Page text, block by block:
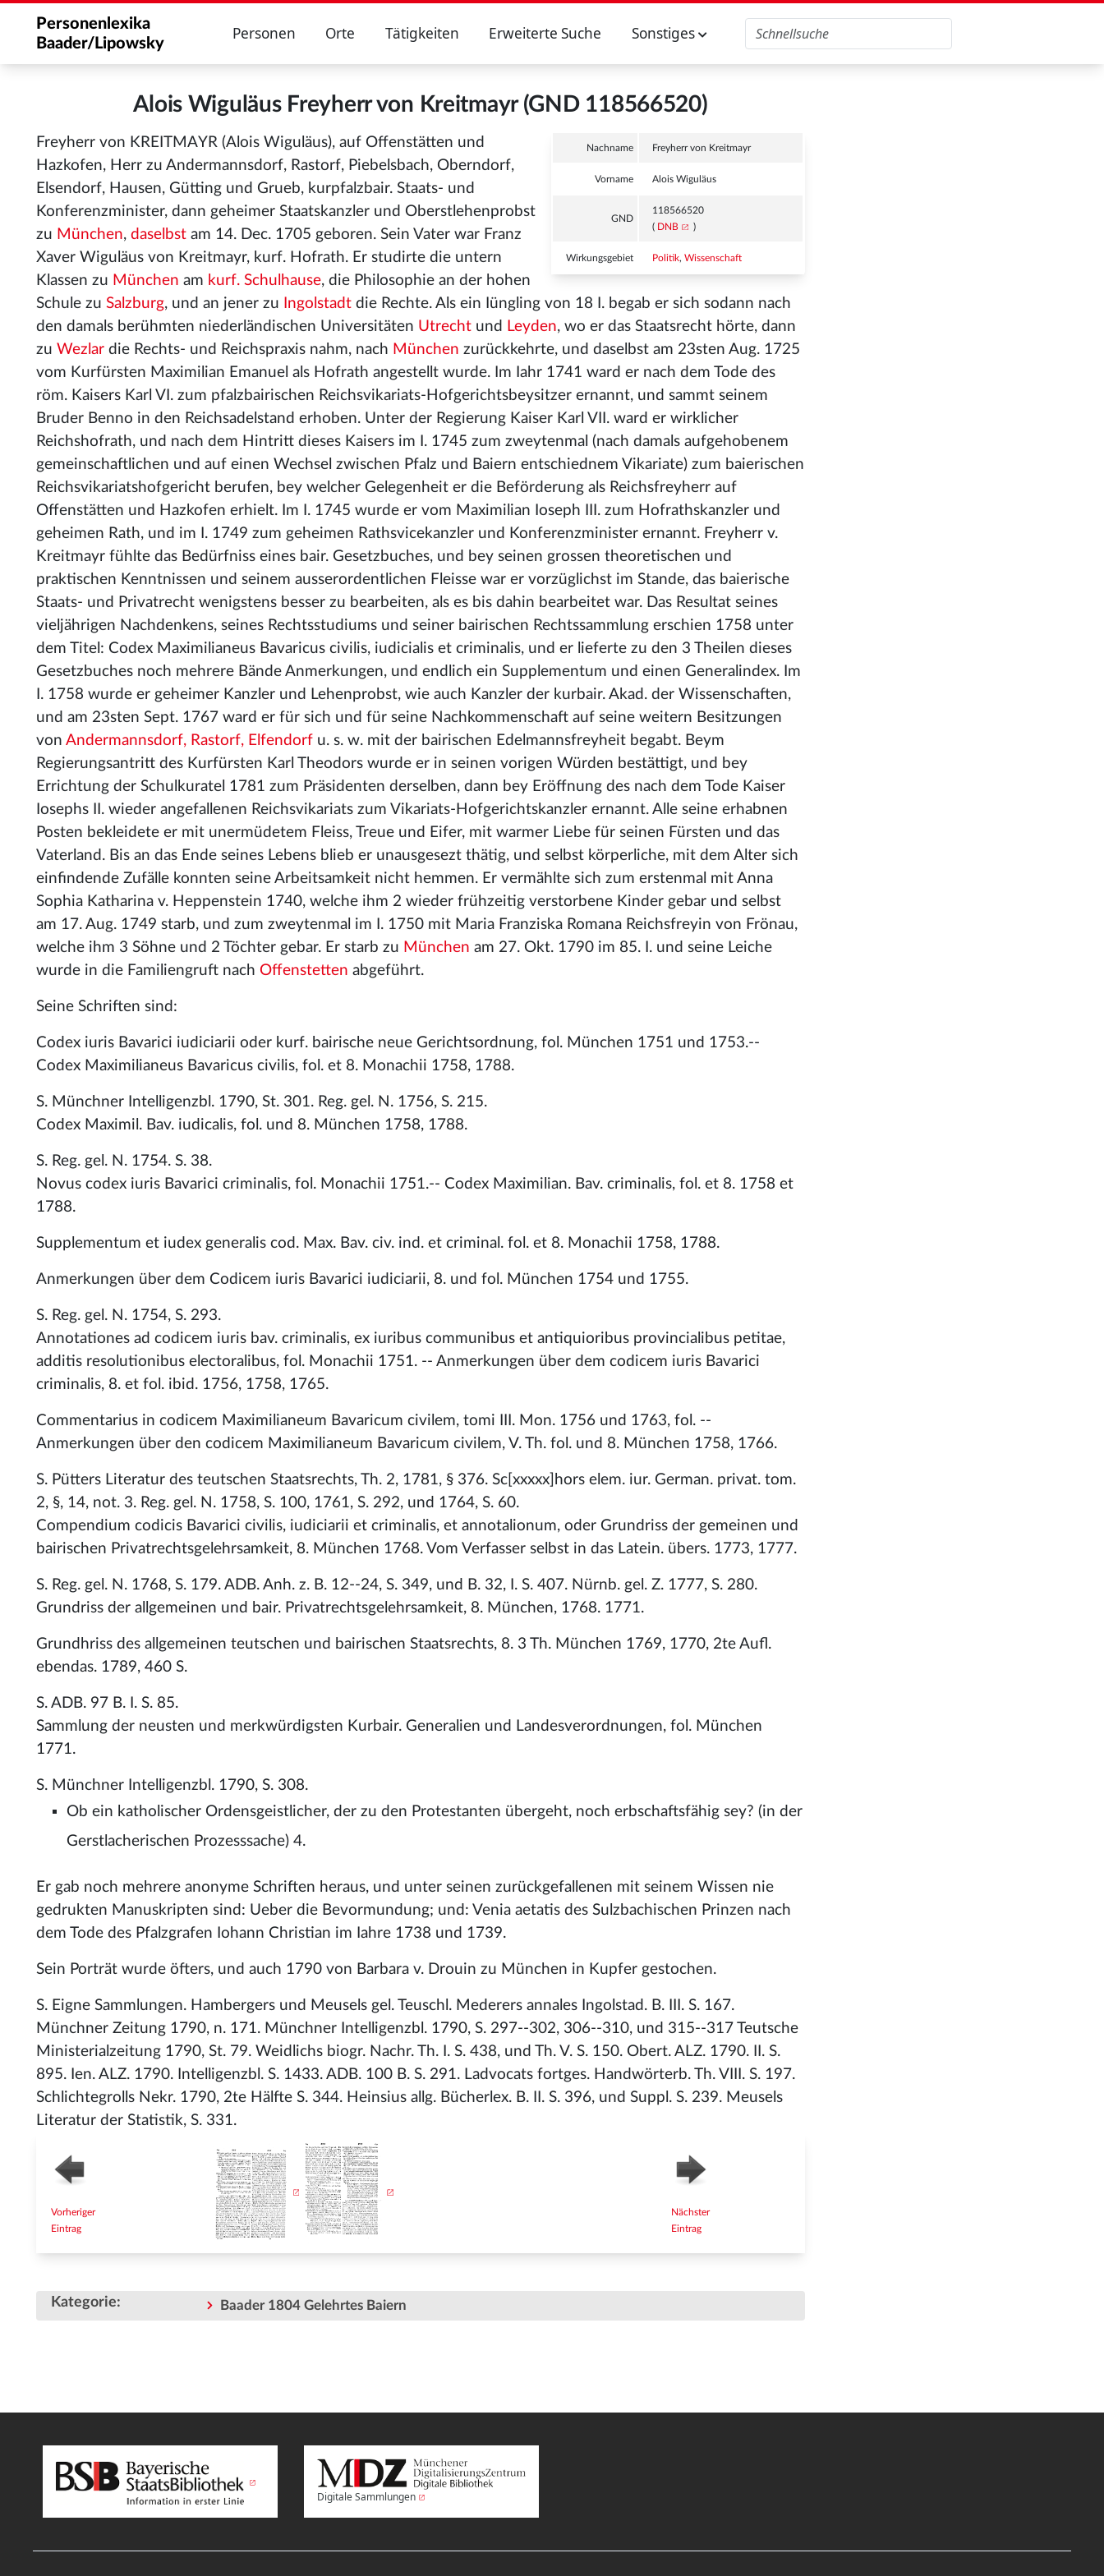
Personenlexika
Baader/Lipowsky
Personen Orte Tätigkeiten Erweiterte Suche Sonstiges
Alois Wiguläus Freyherr von Kreitmayr (GND 118566520)
Nachname Freyherr von Kreitmayr
Vorname Alois Wiguläus
GND
118566520
( DNB )
Wirkungsgebiet Politik,Wissenschaft
Freyherr von KREITMAYR (Alois Wiguläus), auf Offenstätten und
Hazkofen, Herr zu Andermannsdorf, Rastorf, Piebelsbach, Oberndorf,
Elsendorf, Hausen, Gütting und Grueb, kurpfalzbair. Staats- und
Konferenzminister, dann geheimer Staatskanzler und Oberstlehenprobst
zu München, daselbst am 14. Dec. 1705 geboren. Sein Vater war Franz
Xaver Wiguläus von Kreitmayr, kurf. Hofrath. Er studirte die untern
Klassen zu München am kurf. Schulhause, die Philosophie an der hohen
Schule zu Salzburg, und an jener zu Ingolstadt die Rechte. Als ein Iüngling von 18 I. begab er sich sodann nach
den damals berühmten niederländischen Universitäten Utrecht und Leyden, wo er das Staatsrecht hörte, dann
zu Wezlar die Rechts- und Reichspraxis nahm, nach München zurückkehrte, und daselbst am 23sten Aug. 1725
vom Kurfürsten Maximilian Emanuel als Hofrath angestellt wurde. Im Iahr 1741 ward er nach dem Tode des
röm. Kaisers Karl VI. zum pfalzbairischen Reichsvikariats-Hofgerichtsbeysitzer ernannt, und sammt seinem
Bruder Benno in den Reichsadelstand erhoben. Unter der Regierung Kaiser Karl VII. ward er wirklicher
Reichshofrath, und nach dem Hintritt dieses Kaisers im I. 1745 zum zweytenmal (nach damals aufgehobenem
gemeinschaftlichen und auf einen Wechsel zwischen Pfalz und Baiern entschiednem Vikariate) zum baierischen
Reichsvikariatshofgericht berufen, bey welcher Gelegenheit er die Beförderung als Reichsfreyherr auf
Offenstätten und Hazkofen erhielt. Im I. 1745 wurde er vom Maximilian Ioseph III. zum Hofrathskanzler und
geheimen Rath, und im I. 1749 zum geheimen Rathsvicekanzler und Konferenzminister ernannt. Freyherr v.
Kreitmayr fühlte das Bedürfniss eines bair. Gesetzbuches, und bey seinen grossen theoretischen und
praktischen Kenntnissen und seinem ausserordentlichen Fleisse war er vorzüglichst im Stande, das baierische
Staats- und Privatrecht wenigstens besser zu bearbeiten, als es bis dahin bearbeitet war. Das Resultat seines
vieljährigen Nachdenkens, seines Rechtsstudiums und seiner bairischen Rechtssammlung erschien 1758 unter
dem Titel: Codex Maximilianeus Bavaricus civilis, iudicialis et criminalis, und er lieferte zu den 3 Theilen dieses
Gesetzbuches noch mehrere Bände Anmerkungen, und endlich ein Supplementum und einen Generalindex. Im
I. 1758 wurde er geheimer Kanzler und Lehenprobst, wie auch Kanzler der kurbair. Akad. der Wissenschaften,
und am 23sten Sept. 1767 ward er für sich und für seine Nachkommenschaft auf seine weitern Besitzungen
von Andermannsdorf, Rastorf, Elfendorf u. s. w. mit der bairischen Edelmannsfreyheit begabt. Beym
Regierungsantritt des Kurfürsten Karl Theodors wurde er in seinen vorigen Würden bestättigt, und bey
Errichtung der Schulkuratel 1781 zum Präsidenten derselben, dann bey Eröffnung des nach dem Tode Kaiser
Iosephs II. wieder angefallenen Reichsvikariats zum Vikariats-Hofgerichtskanzler ernannt. Alle seine erhabnen
Posten bekleidete er mit unermüdetem Fleiss, Treue und Eifer, mit warmer Liebe für seinen Fürsten und das
Vaterland. Bis an das Ende seines Lebens blieb er unausgesezt thätig, und selbst körperliche, mit dem Alter sich
einfindende Zufälle konnten seine Arbeitsamkeit nicht hemmen. Er vermählte sich zum erstenmal mit Anna
Sophia Katharina v. Heppenstein 1740, welche ihm 2 wieder frühzeitig verstorbene Kinder gebar und selbst
am 17. Aug. 1749 starb, und zum zweytenmal im I. 1750 mit Maria Franziska Romana Reichsfreyin von Frönau,
welche ihm 3 Söhne und 2 Töchter gebar. Er starb zu München am 27. Okt. 1790 im 85. I. und seine Leiche
wurde in die Familiengruft nach Offenstetten abgeführt.
Seine Schriften sind:
Codex iuris Bavarici iudiciarii oder kurf. bairische neue Gerichtsordnung, fol. München 1751 und 1753.--
Codex Maximilianeus Bavaricus civilis, fol. et 8. Monachii 1758, 1788.
S. Münchner Intelligenzbl. 1790, St. 301. Reg. gel. N. 1756, S. 215.
Codex Maximil. Bav. iudicalis, fol. und 8. München 1758, 1788.
S. Reg. gel. N. 1754. S. 38.
Novus codex iuris Bavarici criminalis, fol. Monachii 1751.-- Codex Maximilian. Bav. criminalis, fol. et 8. 1758 et
1788.
Supplementum et iudex generalis cod. Max. Bav. civ. ind. et criminal. fol. et 8. Monachii 1758, 1788.
Anmerkungen über dem Codicem iuris Bavarici iudiciarii, 8. und fol. München 1754 und 1755.
S. Reg. gel. N. 1754, S. 293.
Annotationes ad codicem iuris bav. criminalis, ex iuribus communibus et antiquioribus provincialibus petitae,
additis resolutionibus electoralibus, fol. Monachii 1751. -- Anmerkungen über dem codicem iuris Bavarici
criminalis, 8. et fol. ibid. 1756, 1758, 1765.
Commentarius in codicem Maximilianeum Bavaricum civilem, tomi III. Mon. 1756 und 1763, fol. --
Anmerkungen über den codicem Maximilianeum Bavaricum civilem, V. Th. fol. und 8. München 1758, 1766.
S. Pütters Literatur des teutschen Staatsrechts, Th. 2, 1781, § 376. Sc[xxxxx]hors elem. iur. German. privat. tom.
2, §, 14, not. 3. Reg. gel. N. 1758, S. 100, 1761, S. 292, und 1764, S. 60.
Compendium codicis Bavarici civilis, iudiciarii et criminalis, et annotalionum, oder Grundriss der gemeinen und
bairischen Privatrechtsgelehrsamkeit, 8. München 1768. Vom Verfasser selbst in das Latein. übers. 1773, 1777.
S. Reg. gel. N. 1768, S. 179. ADB. Anh. z. B. 12--24, S. 349, und B. 32, I. S. 407. Nürnb. gel. Z. 1777, S. 280.
Grundriss der allgemeinen und bair. Privatrechtsgelehrsamkeit, 8. München, 1768. 1771.
Grundhriss des allgemeinen teutschen und bairischen Staatsrechts, 8. 3 Th. München 1769, 1770, 2te Aufl.
ebendas. 1789, 460 S.
S. ADB. 97 B. I. S. 85.
Sammlung der neusten und merkwürdigsten Kurbair. Generalien und Landesverordnungen, fol. München
1771.
S. Münchner Intelligenzbl. 1790, S. 308.
Ob ein katholischer Ordensgeistlicher, der zu den Protestanten übergeht, noch erbschaftsfähig sey? (in der
Gerstlacherischen Prozesssache) 4.
Er gab noch mehrere anonyme Schriften heraus, und unter seinen zurückgefallenen mit seinem Wissen nie
gedrukten Manuskripten sind: Ueber die Bevormundung; und: Venia aetatis des Sulzbachischen Prinzen nach
dem Tode des Pfalzgrafen Iohann Christian im Iahre 1738 und 1739.
Sein Porträt wurde öfters, und auch 1790 von Barbara v. Drouin zu München in Kupfer gestochen.
S. Eigne Sammlungen. Hambergers und Meusels gel. Teuschl. Mederers annales Ingolstad. B. III. S. 167.
Münchner Zeitung 1790, n. 171. Münchner Intelligenzbl. 1790, S. 297--302, 306--310, und 315--317 Teutsche
Ministerialzeitung 1790, St. 79. Weidlichs biogr. Nachr. Th. I. S. 438, und Th. V. S. 150. Obert. ALZ. 1790. II. S.
895. Ien. ALZ. 1790. Intelligenzbl. S. 1433. ADB. 100 B. S. 291. Ladvocats fortges. Handwörterb. Th. VIII. S. 197.
Schlichtegrolls Nekr. 1790, 2te Hälfte S. 344. Heinsius allg. Bücherlex. B. II. S. 396, und Suppl. S. 239. Meusels
Literatur der Statistik, S. 331.
Vorheriger
Eintrag
Nächster
Eintrag
Kategorie: Baader 1804 Gelehrtes Baiern
Digitale Sammlungen